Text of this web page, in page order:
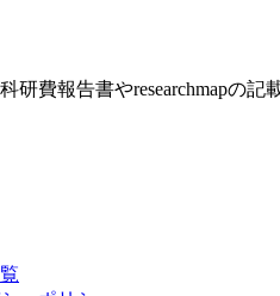
研費報告書やresearchmapの